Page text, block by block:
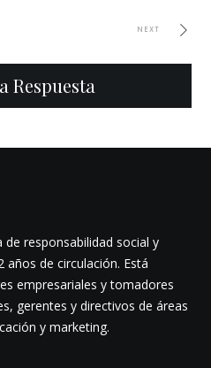
NEXT
Respuesta
de responsabilidad social y
años de circulación. Está
empresariales y tomadores
gerentes y directivos de áreas
y marketing.